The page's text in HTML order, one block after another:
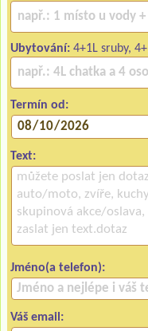
Ubytování: 4+1L sruby,
Termín od:
Text:
Jméno(a telefon):
Váš email: